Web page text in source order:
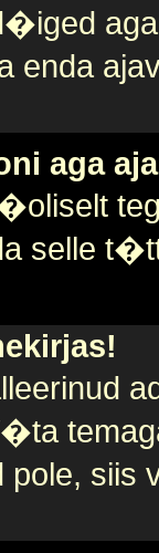
enda
aga
selle
siis